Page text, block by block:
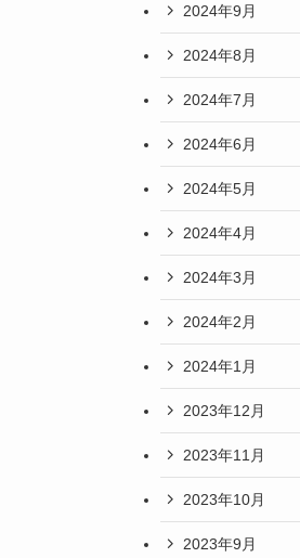
2024年9月
2024年8月
2024年7月
2024年6月
2024年5月
2024年4月
2024年3月
2024年2月
2024年1月
2023年12月
2023年11月
2023年10月
2023年9月